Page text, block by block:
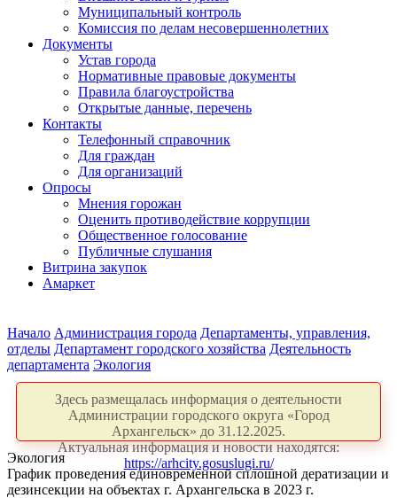
Муниципальный контроль
Комиссия по делам несовершеннолетних
Документы
Устав города
Нормативные правовые документы
Правила благоустройства
Открытые данные, перечень
Контакты
Телефонный справочник
Для граждан
Для организаций
Опросы
Мнения горожан
Оценить противодействие коррупции
Общественное голосование
Публичные слушания
Витрина закупок
Амаркет
Начало Администрация города Департаменты, управления,
отделы Департамент городского хозяйства Деятельность
департамента Экология
Здесь размещалась информация о деятельности
Администрации городского округа «Город
Архангельск» до 31.12.2025.
Актуальная информация и новости находятся:
https://arhcity.gosuslugi.ru/
Экология
График проведения единовременной сплошной дератизации и
дезинсекции на объектах г. Архангельска в 2023 г.